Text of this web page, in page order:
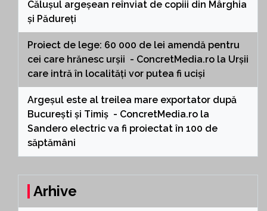
Călușul argeșean reînviat de copiii din Mârghia
și Pădureți
Proiect de lege: 60 000 de lei amendă pentru
cei care hrănesc urșii - ConcretMedia.ro la Urșii
care intră în localități vor putea fi uciși
Argeșul este al treilea mare exportator după
București și Timiș - ConcretMedia.ro la
Sandero electric va fi proiectat în 100 de
săptămâni
Arhive